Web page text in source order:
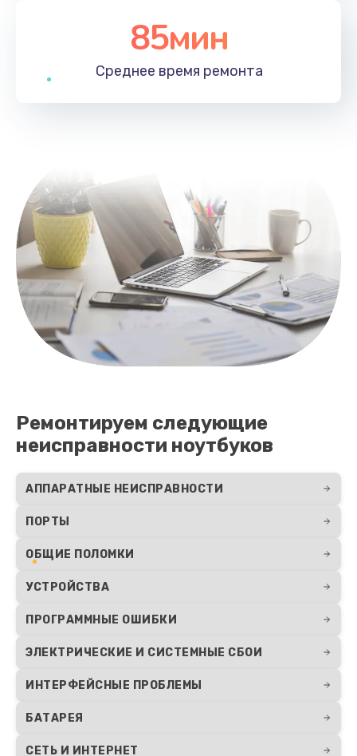
85мин
Среднее время ремонта
Ремонтируем следующие
неисправности ноутбуков
АППАРАТНЫЕ НЕИСПРАВНОСТИ
ПОРТЫ
ОБЩИЕ ПОЛОМКИ
УСТРОЙСТВА
ПРОГРАММНЫЕ ОШИБКИ
ЭЛЕКТРИЧЕСКИЕ И СИСТЕМНЫЕ СБОИ
ИНТЕРФЕЙСНЫЕ ПРОБЛЕМЫ
БАТАРЕЯ
СЕТЬ И ИНТЕРНЕТ